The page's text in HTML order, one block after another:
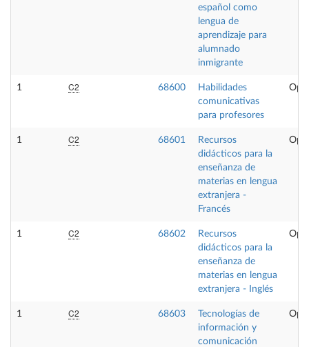
español como
lengua de
aprendizaje para
alumnado
inmigrante
1 C2 68600
Habilidades
comunicativas
para profesores
1 C2 68601
Recursos
didácticos para la
enseñanza de
materias en lengua
extranjera -
Francés
1 C2 68602
Recursos
didácticos para la
enseñanza de
materias en lengua
extranjera - Inglés
1 C2 68603
Tecnologías de
información y
comunicación